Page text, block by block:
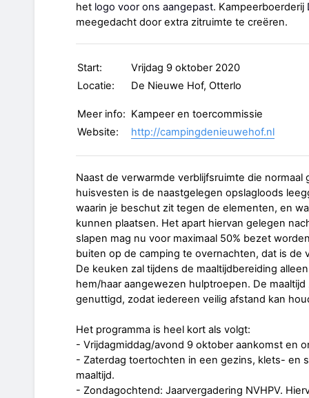
het logo voor ons aangepast. Kampeerboerderij
meegedacht door extra zitruimte te creëren.
Start:
Vrijdag 9 oktober 2020
Locatie:
De Nieuwe Hof, Otterlo
Meer info: Kampeer en toercommissie
Website:
http://campingdenieuwehof.nl
Naast de verwarmde verblijfsruimte die
huisvesten is de naastgelegen opslagloods
waarin je beschut zit tegen de elementen, en
kunnen plaatsen. Het apart hiervan gelegen
slapen mag nu voor maximaal 50% bezet
buiten op de camping te overnachten, dat is de
De keuken zal tijdens de maaltijdbereiding
hem/haar aangewezen hulptroepen. De
genuttigd, zodat iedereen veilig afstand kan
Het programma is heel kort als volgt:
- Vrijdagmiddag/avond 9 oktober aankomst en
- Zaterdag toertochten in een gezins, klets- en
maaltijd.
- Zondagochtend: Jaarvergadering NVHPV.